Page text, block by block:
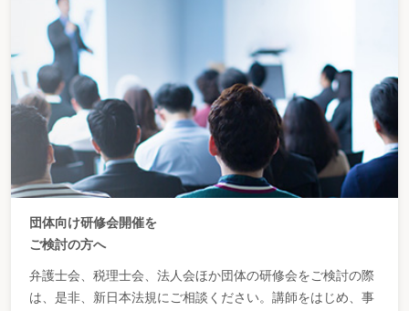
団体向け研修会開催を
ご検討の方へ
弁護士会、税理士会、法人会ほか団体の研修会をご検討の際
は、是非、新日本法規にご相談ください。講師をはじめ、事